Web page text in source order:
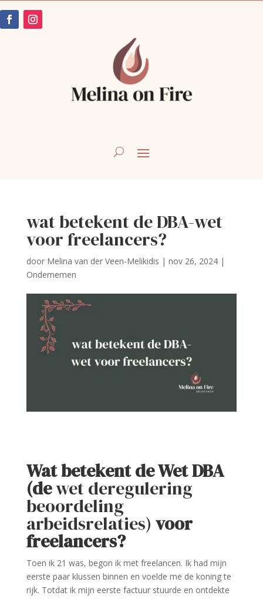
wat betekent de DBA-wet
voor freelancers?
door Melina van der Veen-Melikidis | nov 26, 2024|
Ondernemen
Wat betekent de Wet DBA
(dewet deregulering
beoordeling
arbeidsrelaties) voor
freelancers?
Toen ik 21 was, begon ik met freelancen. Ik had mijn
eerste paar klussen binnen en voelde me de koning te
rijk. Totdat ik mijn eerste factuur stuurde en ontdekte